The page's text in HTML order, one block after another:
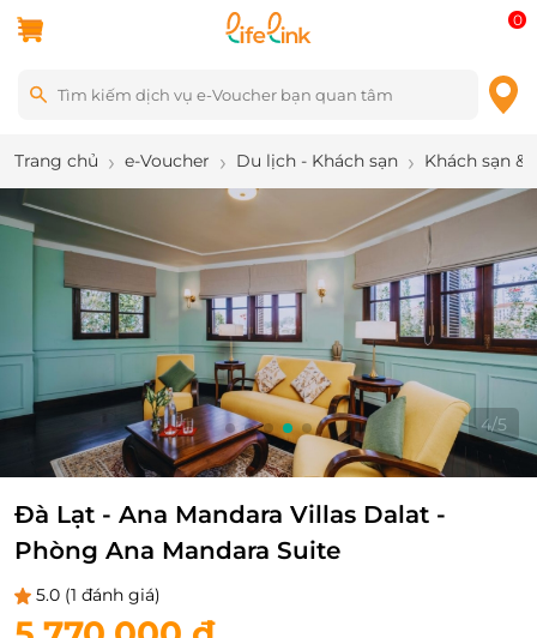
0
Trang chủ e-Voucher Du lịch - Khách sạn Khách sạn &
4/5
Đà Lạt - Ana Mandara Villas Dalat -
Phòng Ana Mandara Suite
5.0 (1 đánh giá)